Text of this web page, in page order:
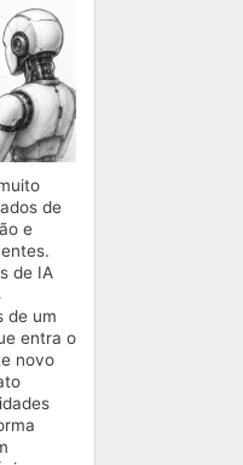
de
e
de IA
de um
entra o
novo